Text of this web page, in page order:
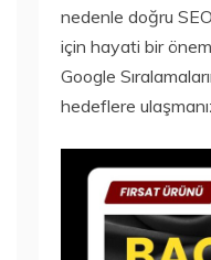
nedenle doğru
için hayati bir
Google
hedeflere